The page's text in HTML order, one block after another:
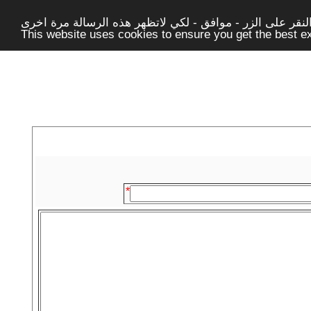
على الزر - موافق - لكي لاتظهر هذه الرسالة مرة اخرى -
This website uses cookies to ensure you get the best
*